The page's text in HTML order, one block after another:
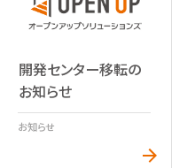
開発センター移転の
お知らせ
お知らせ